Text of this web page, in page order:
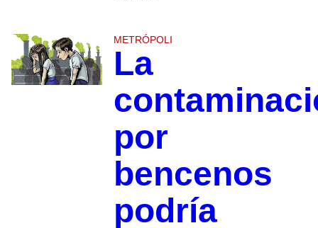
METRÓPOLI
La
por
bencenos
podría